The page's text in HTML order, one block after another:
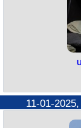
11-01-